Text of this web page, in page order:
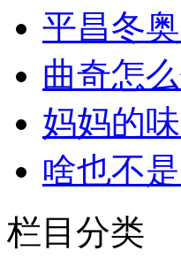
平昌冬
曲奇怎
妈妈的
啥也不
栏目分类